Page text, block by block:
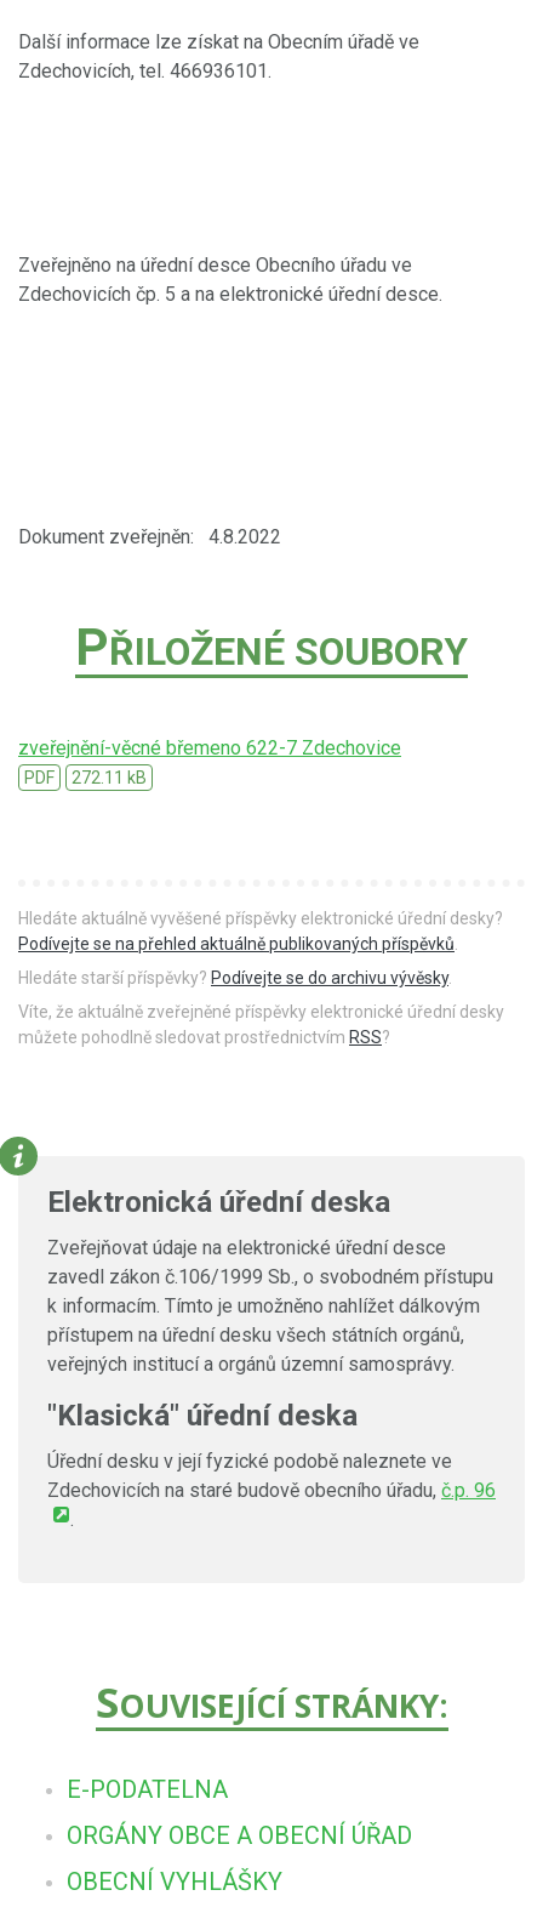
Další informace lze získat na Obecním úřadě ve
Zdechovicích, tel. 466936101.
Zveřejněno na úřední desce Obecního úřadu ve
Zdechovicích čp. 5 a na elektronické úřední desce.
Dokument zveřejněn: 4.8.2022
PŘILOŽENÉ SOUBORY
zveřejnění-věcné břemeno 622-7 Zdechovice
PDF 272.11 kB
Hledáte aktuálně vyvěšené příspěvky elektronické úřední desky?
Podívejte se na přehled aktuálně publikovaných příspěvků
Hledáte starší příspěvky? Podívejte se do archivu vývěsky.
Víte, že aktuálně zveřejněné příspěvky elektronické úřední desky
můžete pohodlně sledovat prostřednictvím RSS?
Elektronická úřední deska
Zveřejňovat údaje na elektronické úřední desce
zavedl zákon č.106/1999 Sb., o svobodném přístupu
k informacím. Tímto je umožněno nahlížet dálkovým
přístupem na úřední desku všech státních orgánů,
veřejných institucí a orgánů územní samosprávy.
"Klasická" úřední deska
Úřední desku v její fyzické podobě naleznete ve
Zdechovicích na staré budově obecního úřadu, č.p. 96
.
SOUVISEJÍCÍ STRÁNKY:
E-PODATELNA
ORGÁNY OBCE A OBECNÍ ÚŘAD
OBECNÍ VYHLÁŠKY